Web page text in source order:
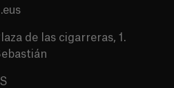
de las cigarreras, 1.